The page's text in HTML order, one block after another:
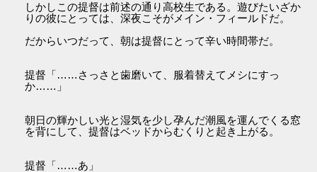
しかしこの提督は前述の通り高校生である。遊びたいざか
りの彼にとっては、深夜こそがメイン・フィールドだ。
だからいつだって、朝は提督にとって辛い時間帯だ。
提督「……さっさと歯磨いて、服着替えてメシにすっ
か……」
朝日の輝かしい光と湿気を少し孕んだ潮風を運んでくる窓
を背にして、提督はベッドからむくりと起き上がる。
提督「……あ」